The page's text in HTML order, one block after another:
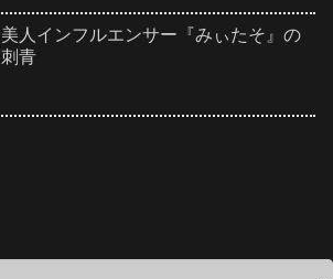
美人インフルエンサー『みぃたそ』の
刺青